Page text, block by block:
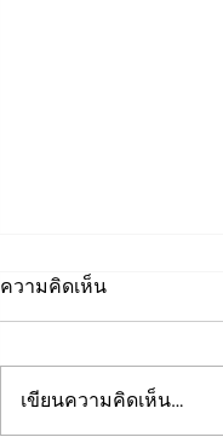
ความคิดเห็น
เขียนความคิดเห็น…